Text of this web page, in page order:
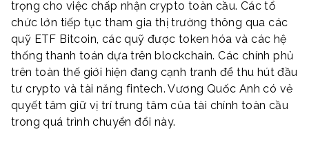
trọng cho việc chấp nhận crypto toàn cầu. Các tổ
chức lớn tiếp tục tham gia thị trường thông qua các
quỹ ETF Bitcoin, các quỹ được token hóa và các hệ
thống thanh toán dựa trên blockchain. Các chính phủ
trên toàn thế giới hiện đang cạnh tranh để thu hút đầu
tư crypto và tài năng fintech. Vương Quốc Anh có vẻ
quyết tâm giữ vị trí trung tâm của tài chính toàn cầu
trong quá trình chuyển đổi này.